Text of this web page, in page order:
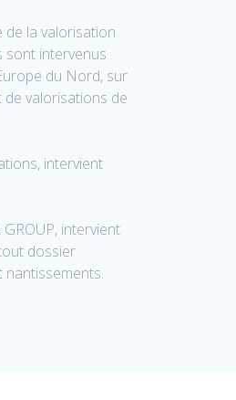
de la valorisation
sont intervenus
du Nord, sur
valorisations de
intervient
intervient
dossier
nantissements.